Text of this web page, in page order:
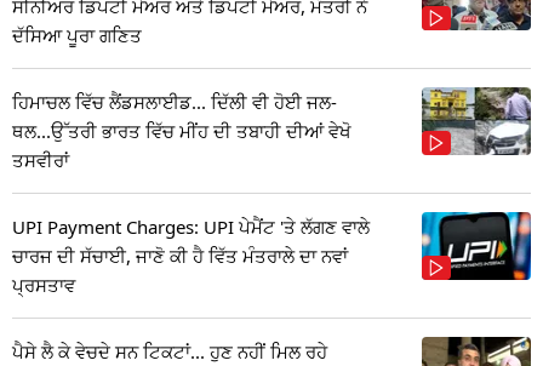
ਸੀਨੀਅਰ ਡਿਪਟੀ ਮੇਅਰ ਅਤੇ ਡਿਪਟੀ ਮੇਅਰ, ਮੰਤਰੀ ਨੇ
ਦੱਸਿਆ ਪੂਰਾ ਗਣਿਤ
ਹਿਮਾਚਲ ਵਿੱਚ ਲੈਂਡਸਲਾਈਡ... ਦਿੱਲੀ ਵੀ ਹੋਈ ਜਲ-
ਥਲ...ਉੱਤਰੀ ਭਾਰਤ ਵਿੱਚ ਮੀਂਹ ਦੀ ਤਬਾਹੀ ਦੀਆਂ ਵੇਖੋ
ਤਸਵੀਰਾਂ
UPI Payment Charges: UPI ਪੇਮੈਂਟ 'ਤੇ ਲੱਗਣ ਵਾਲੇ
ਚਾਰਜ ਦੀ ਸੱਚਾਈ, ਜਾਣੋ ਕੀ ਹੈ ਵਿੱਤ ਮੰਤਰਾਲੇ ਦਾ ਨਵਾਂ
ਪ੍ਰਸਤਾਵ
ਪੈਸੇ ਲੈ ਕੇ ਵੇਚਦੇ ਸਨ ਟਿਕਟਾਂ... ਹੁਣ ਨਹੀਂ ਮਿਲ ਰਹੇ